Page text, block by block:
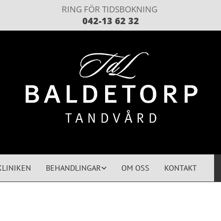
RING FÖR TIDSBOKNING
042-13 62 32
BEHANDLINGAR OM OSS KONTAKT